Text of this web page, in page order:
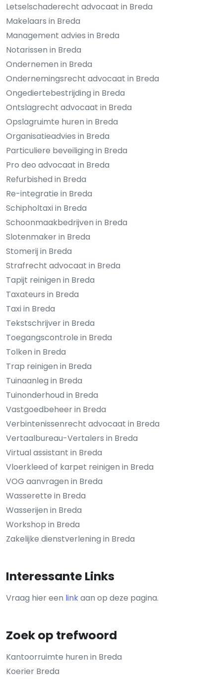
Letselschaderecht advocaat in Breda
Makelaars in Breda
Management advies in Breda
Notarissen in Breda
Ondernemen in Breda
Ondernemingsrecht advocaat in Breda
Ongediertebestrijding in Breda
Ontslagrecht advocaat in Breda
Opslagruimte huren in Breda
Organisatieadvies in Breda
Particuliere beveiliging in Breda
Pro deo advocaat in Breda
Refurbished in Breda
Re-integratie in Breda
Schipholtaxi in Breda
Schoonmaakbedrijven in Breda
Slotenmaker in Breda
Stomerij in Breda
Strafrecht advocaat in Breda
Tapijt reinigen in Breda
Taxateurs in Breda
Taxi in Breda
Tekstschrijver in Breda
Toegangscontrole in Breda
Tolken in Breda
Trap reinigen in Breda
Tuinaanleg in Breda
Tuinonderhoud in Breda
Vastgoedbeheer in Breda
Verbintenissenrecht advocaat in Breda
Vertaalbureau-Vertalers in Breda
Virtual assistant in Breda
Vloerkleed of karpet reinigen in Breda
VOG aanvragen in Breda
Wasserette in Breda
Wasserijen in Breda
Workshop in Breda
Zakelijke dienstverlening in Breda
Interessante Links
Vraag hier een linkaan op deze pagina.
Zoek op trefwoord
Kantoorruimte huren in Breda
Koerier Breda